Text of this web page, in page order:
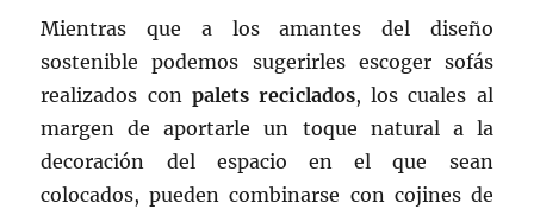
Mientras que a los amantes del diseño
sostenible podemos sugerirles escoger sofás
realizados con palets reciclados, los cuales al
margen de aportarle un toque natural a la
decoración del espacio en el que sean
colocados, pueden combinarse con cojines de